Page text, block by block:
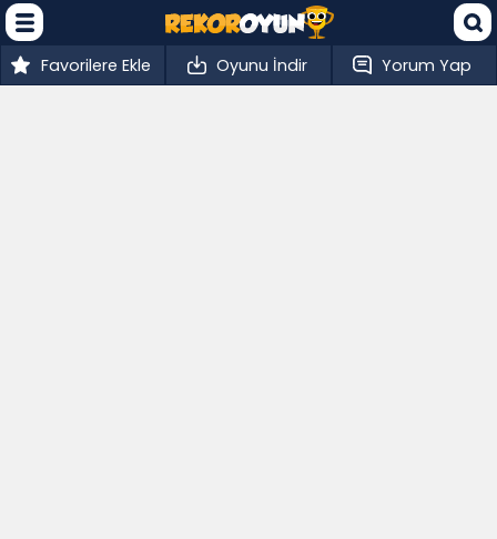
Favorilere Ekle Oyunu İndir Yorum Yap